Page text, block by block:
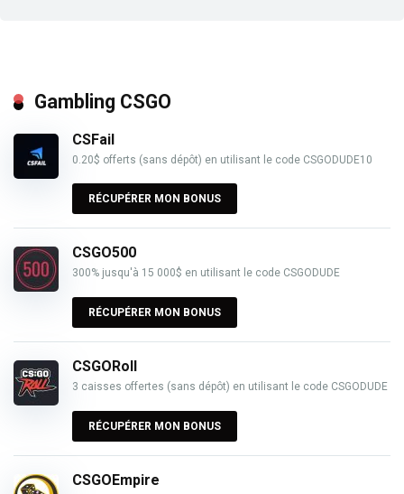
Gambling CSGO
CSFail
0.20$ offerts (sans dépôt) en utilisant le code CSGODUDE10
RÉCUPÉRER MON BONUS
CSGO500
300% jusqu'à 15 000$ en utilisant le code CSGODUDE
RÉCUPÉRER MON BONUS
CSGORoll
3 caisses offertes (sans dépôt) en utilisant le code CSGODUDE
RÉCUPÉRER MON BONUS
CSGOEmpire